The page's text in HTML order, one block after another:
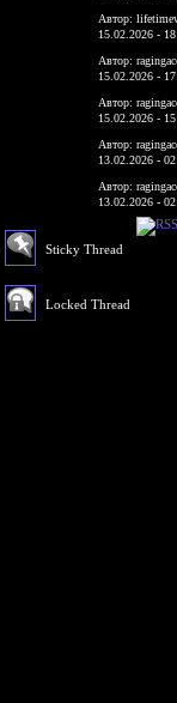
Автор:
15.02.2026 -
Автор:
15.02.2026 -
Автор:
15.02.2026 -
Автор:
13.02.2026 -
Автор:
13.02.2026 -
Sticky Thread
Locked Thread